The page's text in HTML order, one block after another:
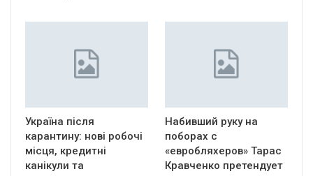
Україна після
карантину: нові робочі
місця, кредитні
канікули та
Набивший руку на
поборах с
«евробляхеров» Тарас
Кравченко претендует